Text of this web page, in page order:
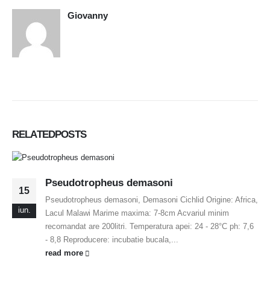
Giovanny
RELATEDPOSTS
15
iun.
Pseudotropheus demasoni
Pseudotropheus demasoni, Demasoni Cichlid Origine: Africa,
Lacul Malawi Marime maxima: 7-8cm Acvariul minim
recomandat are 200litri. Temperatura apei: 24 - 28°C ph: 7,6
- 8,8 Reproducere: incubatie bucala,...
read more